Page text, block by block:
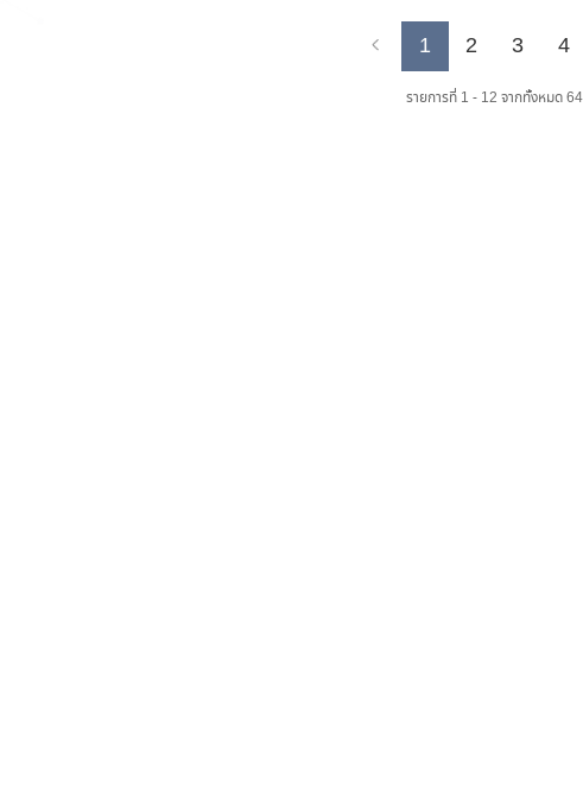
Previous
1 2 3 4
รายการที่ 1 - 12 จากทั้งหมด